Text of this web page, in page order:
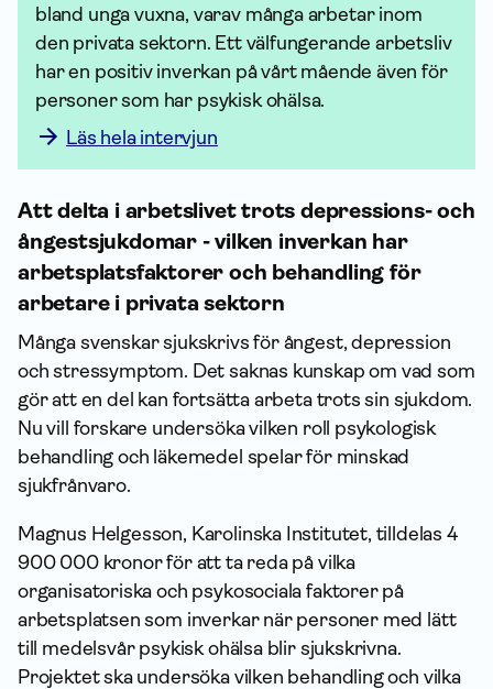
bland unga vuxna, varav många arbetar inom
den privata sektorn. Ett välfungerande arbetsliv
har en positiv inverkan på vårt mående även för
personer som har psykisk ohälsa.
Läs hela intervjun
Att delta i arbetslivet trots depressions- och
ångestsjukdomar - vilken inverkan har
arbetsplatsfaktorer och behandling för
arbetare i privata sektorn
Många svenskar sjukskrivs för ångest, depression
och stressymptom. Det saknas kunskap om vad som
gör att en del kan fortsätta arbeta trots sin sjukdom.
Nu vill forskare undersöka vilken roll psykologisk
behandling och läkemedel spelar för minskad
sjukfrånvaro.
Magnus Helgesson, Karolinska Institutet, tilldelas 4
900 000 kronor för att ta reda på vilka
organisatoriska och psykosociala faktorer på
arbetsplatsen som inverkar när personer med lätt
till medelsvår psykisk ohälsa blir sjukskrivna.
Projektet ska undersöka vilken behandling och vilka